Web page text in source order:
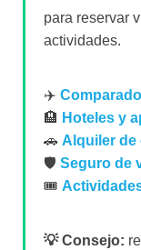
para reservar
actividades.
✈️
🏨 Hoteles y
🚗 Alquiler de
🛡️ Seguro de
🎟️
💡 Consejo: